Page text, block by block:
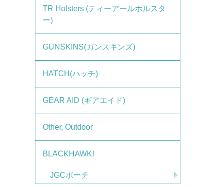
TR Holsters (ティーアールホルスタ
ー)
GUNSKINS(ガンスキンズ)
HATCH(ハッチ)
GEAR AID (ギアエイド)
Other, Outdoor
BLACKHAWK!
JGCポーチ